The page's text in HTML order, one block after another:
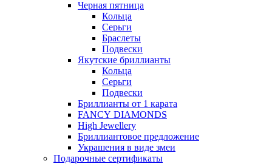
Черная пятница
Кольца
Серьги
Браслеты
Подвески
Якутские бриллианты
Кольца
Серьги
Подвески
Бриллианты от 1 карата
FANCY DIAMONDS
High Jewellery
Бриллиантовое предложение
Украшения в виде змеи
Подарочные сертификаты